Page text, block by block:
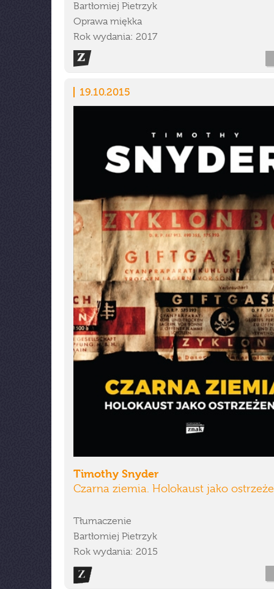
Bartłomiej Pietrzyk
Oprawa miękka
Rok wydania: 2017
19.10.2015
Timothy Snyder
Czarna ziemia. Holokaust jako
Tłumaczenie
Bartłomiej Pietrzyk
Rok wydania: 2015